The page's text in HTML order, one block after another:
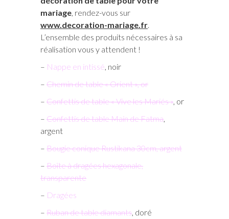
mariage, rendez-vous sur
www.decoration-mariage.fr.
L’ensemble des produits nécessaires à sa
réalisation vous y attendent !
– Nappe en intissé, noir
– Chemin de table « Orient », or
– Confettis de table « Vive les Mariés », or
– Confettis de table Main de Fatma,
argent
– Bougie conique Rustikana 30cm, argent
– Boîte à dragées hexagonale,
transparente
– Dragées
– Ruban de table diamants, doré